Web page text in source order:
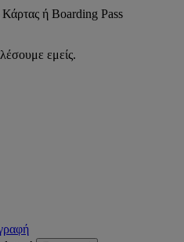
ή Boarding Pass
εμείς.